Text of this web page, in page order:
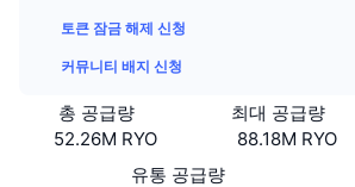
토큰 잠금 해제 신청
커뮤니티 배지 신청
총 공급량
52.26M RYO
최대 공급량
88.18M RYO
유통 공급량